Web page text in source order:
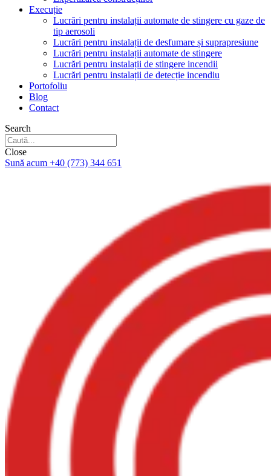
Execuție
Lucrări pentru instalații automate de stingere cu gaze de
tip aerosoli
Lucrări pentru instalații de desfumare și suprapresiune
Lucrări pentru instalații automate de stingere
Lucrări pentru instalații de stingere incendii
Lucrări pentru instalații de detecție incendiu
Portofoliu
Blog
Contact
Search
Close
Sună acum +40 (773) 344 651